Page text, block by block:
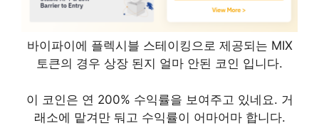
바이파이에 플렉시블 스테이킹으로 제공되는 MIX
토큰의 경우 상장 된지 얼마 안된 코인 입니다.
이 코인은 연 200% 수익률을 보여주고 있네요. 거
래소에 맡겨만 둬고 수익률이 어마어마 합니다.